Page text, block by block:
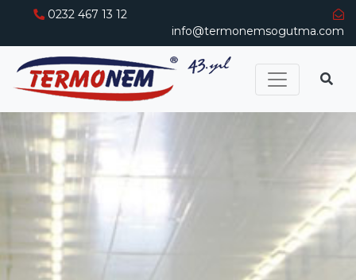
0232 467 13 12
info@termonemsogutma.com